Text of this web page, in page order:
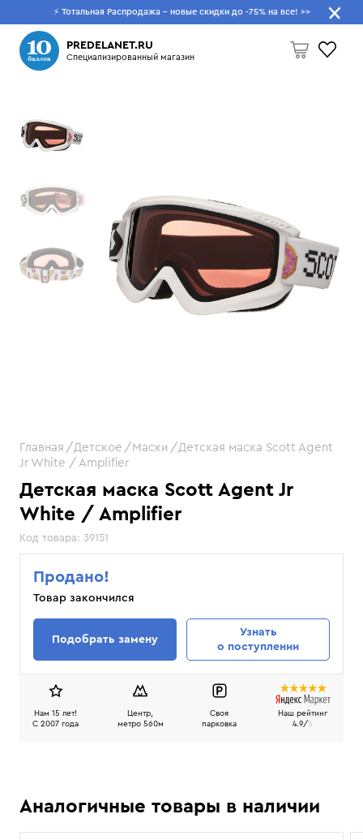
⚡ Тотальная Распродажа - новые скидки до -75% на все! >>
PREDELANET.RU
Специализированный магазин
Пусто
Что будем искать?
Детская маска Scott Agent Jr
White / Amplifier
Код товара: 39151
Главная Детское Маски
Детская маска Scott Agent
Jr White / Amplifier
Продано!
Товар закончился
Подобрать замену
Узнать
о поступлении
Нам 15 лет!
C 2007 года
Центр,
метро 560м
Своя
парковка
Наш рейтинг
4.9/5
Аналогичные товары в наличии